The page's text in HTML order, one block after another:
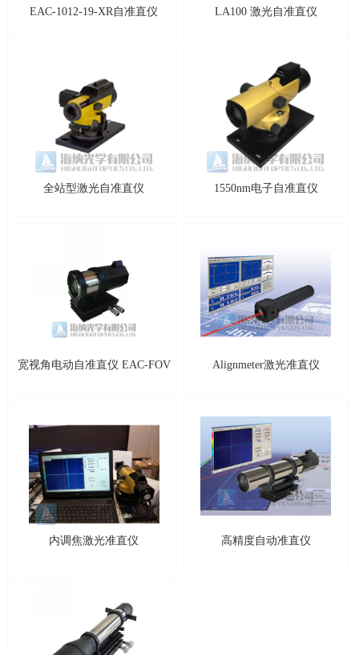
EAC-1012-19-XR自准直仪 LA100 激光自准直仪
全站型激光自准直仪 1550nm电子自准直仪
宽视角电动自准直仪 EAC-FOV Alignmeter激光准直仪
内调焦激光准直仪 高精度自动准直仪